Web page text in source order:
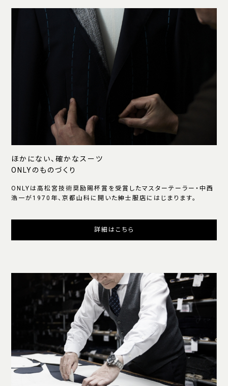
ほかにない、確かなスーツ
ONLYのものづくり
ONLYは高松宮技術奨励賜杯賞を受賞したマスターテーラー・中西
浩一が1970年、京都山科に開いた紳士服店にはじまります。
詳細はこちら